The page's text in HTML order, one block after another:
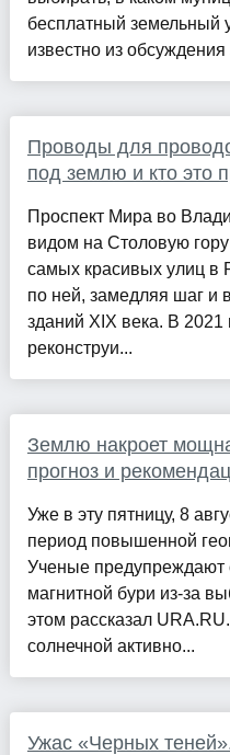
бесплатный земельный
известно из обсуждения
Проводы для
под землю и кто это
Проспект Мира во
видом на Столовую
самых красивых улиц в
по ней, замедляя шаг и
зданий XIX ­века. В 2021
реконструи...
Землю накроет
прогноз и
Уже в эту пятницу, 8
период повышенной
Ученые предупреждают
магнитной бури из-за
этом рассказал
солнечной активно...
Ужас «Черных